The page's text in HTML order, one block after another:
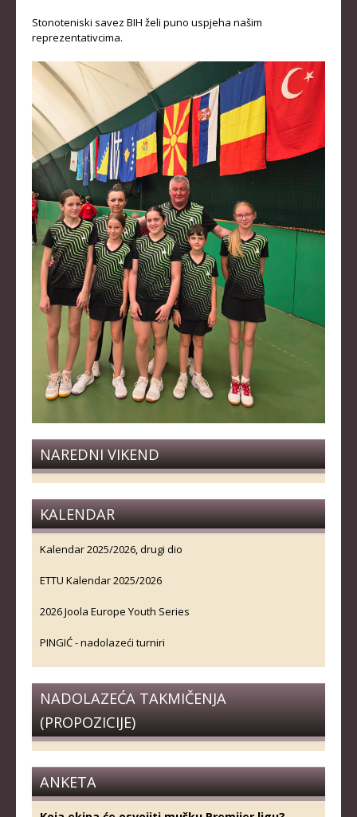
OBRASCI
OPŠTI DOKUMENTI
IZVJEŠTAJI I ZAPISNICI
KLUBOVI
KONTAKT
LINKOVI
Stonoteniski savez BIH želi puno uspjeha našim
reprezentativcima.
NAREDNI VIKEND
KALENDAR
Kalendar 2025/2026, drugi dio
ETTU Kalendar 2025/2026
2026 Joola Europe Youth Series
PINGIĆ - nadolazeći turniri
NADOLAZEĆA TAKMIČENJA
(PROPOZICIJE)
ANKETA